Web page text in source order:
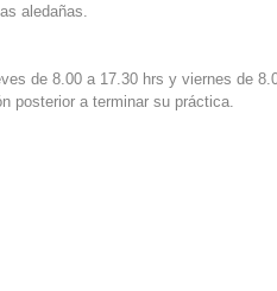
aledañas.
de 8.00 a 17.30 hrs y viernes de
posterior a terminar su práctica.